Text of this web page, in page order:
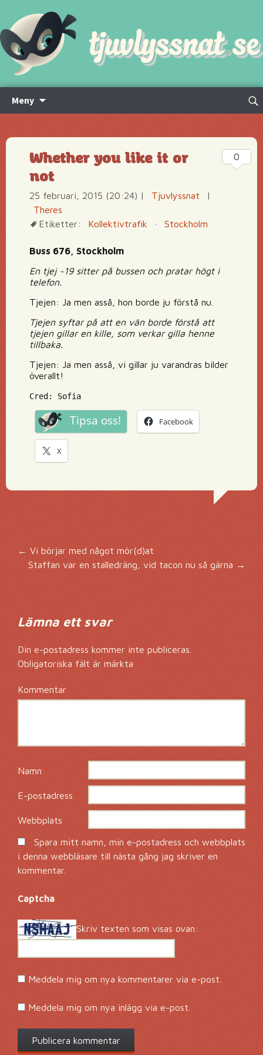
Meny
innehåll
Sök
Whether you like it or
not
25 februari, 2015 (20:24) | Tjuvlyssnat
|
Theres
Etiketter:
Kollektivtrafik · Stockholm
Buss 676, Stockholm
En tjej ~19 sitter på bussen och pratar högt i
telefon.
Tjejen: Ja men asså, hon borde ju förstå nu.
Tjejen syftar på att en vän borde förstå att
tjejen gillar en kille, som verkar gilla henne
tillbaka.
Tjejen: Ja men asså, vi gillar ju varandras bilder
överallt!
Cred: Sofia
Tipsa oss! Facebook
X
0
Inläggsnavigering
←Vi börjar med något mör(d)at
Staffan var en stalledräng, vid tacon nu så gärna →
Lämna ett svar
Din e-postadress kommer inte publiceras.
Obligatoriska fält är märkta*
Kommentar*
Namn *
E-postadress*
Webbplats
Spara mitt namn, min e-postadress och webbplats
i denna webbläsare till nästa gång jag skriver en
kommentar.
Captcha*
Skriv texten som visas ovan:
Meddela mig om nya kommentarer via e-post.
Meddela mig om nya inlägg via e-post.